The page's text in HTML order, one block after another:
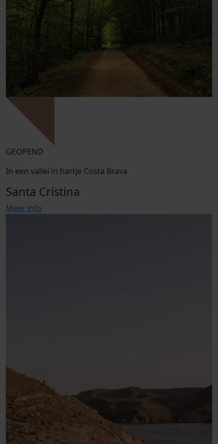
GEOPEND
In een vallei in hartje Costa Brava
Santa Cristina
Meer info